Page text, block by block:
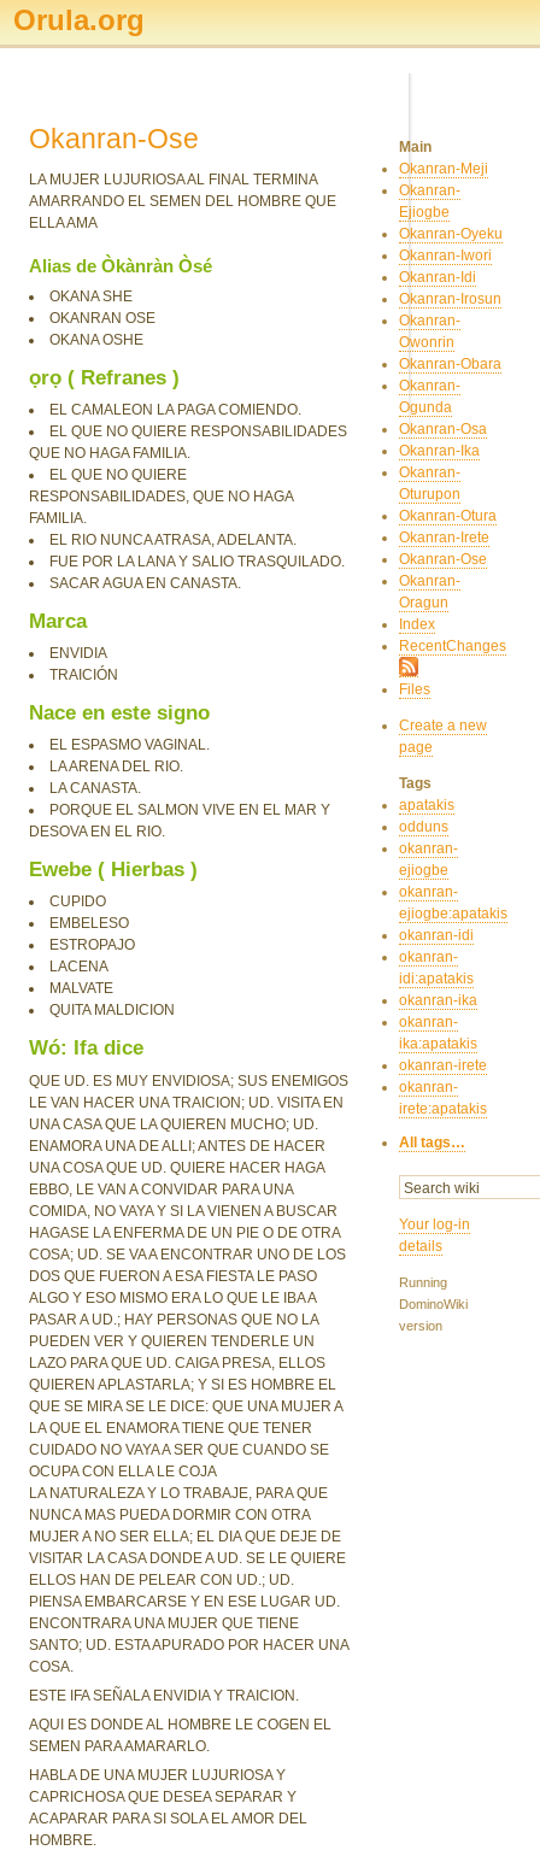
Orula.org
Okanran-Ose
LA MUJER LUJURIOSA AL FINAL TERMINA
AMARRANDO EL SEMEN DEL HOMBRE QUE
ELLA AMA
Alias de Òkànràn Òsé
OKANA SHE
OKANRAN OSE
OKANA OSHE
ọrọ ( Refranes )
EL CAMALEON LA PAGA COMIENDO.
EL QUE NO QUIERE RESPONSABILIDADES
QUE NO HAGA FAMILIA.
EL QUE NO QUIERE
RESPONSABILIDADES, QUE NO HAGA
FAMILIA.
EL RIO NUNCA ATRASA, ADELANTA.
FUE POR LA LANA Y SALIO TRASQUILADO.
SACAR AGUA EN CANASTA.
Marca
ENVIDIA
TRAICIÓN
Nace en este signo
EL ESPASMO VAGINAL.
LA ARENA DEL RIO.
LA CANASTA.
PORQUE EL SALMON VIVE EN EL MAR Y
DESOVA EN EL RIO.
Ewebe ( Hierbas )
CUPIDO
EMBELESO
ESTROPAJO
LACENA
MALVATE
QUITA MALDICION
Wó: Ifa dice
QUE UD. ES MUY ENVIDIOSA; SUS ENEMIGOS
LE VAN HACER UNA TRAICION; UD. VISITA EN
UNA CASA QUE LA QUIEREN MUCHO; UD.
ENAMORA UNA DE ALLI; ANTES DE HACER
UNA COSA QUE UD. QUIERE HACER HAGA
EBBO, LE VAN A CONVIDAR PARA UNA
COMIDA, NO VAYA Y SI LA VIENEN A BUSCAR
HAGASE LA ENFERMA DE UN PIE O DE OTRA
COSA; UD. SE VA A ENCONTRAR UNO DE LOS
DOS QUE FUERON A ESA FIESTA LE PASO
ALGO Y ESO MISMO ERA LO QUE LE IBA A
PASAR A UD.; HAY PERSONAS QUE NO LA
PUEDEN VER Y QUIEREN TENDERLE UN
LAZO PARA QUE UD. CAIGA PRESA, ELLOS
QUIEREN APLASTARLA; Y SI ES HOMBRE EL
QUE SE MIRA SE LE DICE: QUE UNA MUJER A
LA QUE EL ENAMORA TIENE QUE TENER
CUIDADO NO VAYA A SER QUE CUANDO SE
OCUPA CON ELLA LE COJA
LA NATURALEZA Y LO TRABAJE, PARA QUE
NUNCA MAS PUEDA DORMIR CON OTRA
MUJER A NO SER ELLA; EL DIA QUE DEJE DE
VISITAR LA CASA DONDE A UD. SE LE QUIERE
ELLOS HAN DE PELEAR CON UD.; UD.
PIENSA EMBARCARSE Y EN ESE LUGAR UD.
ENCONTRARA UNA MUJER QUE TIENE
SANTO; UD. ESTA APURADO POR HACER UNA
COSA.
ESTE IFA SEÑALA ENVIDIA Y TRAICION.
AQUI ES DONDE AL HOMBRE LE COGEN EL
SEMEN PARA AMARARLO.
HABLA DE UNA MUJER LUJURIOSA Y
CAPRICHOSA QUE DESEA SEPARAR Y
ACAPARAR PARA SI SOLA EL AMOR DEL
HOMBRE.
Main
Okanran-Meji
Okanran-
Ejiogbe
Okanran-Oyeku
Okanran-Iwori
Okanran-Idi
Okanran-Irosun
Okanran-
Owonrin
Okanran-Obara
Okanran-
Ogunda
Okanran-Osa
Okanran-Ika
Okanran-
Oturupon
Okanran-Otura
Okanran-Irete
Okanran-Ose
Okanran-
Oragun
Index
RecentChanges
Files
Create a new
page
Tags
apatakis
odduns
okanran-
ejiogbe
okanran-
ejiogbe:apatakis
okanran-idi
okanran-
idi:apatakis
okanran-ika
okanran-
ika:apatakis
okanran-irete
okanran-
irete:apatakis
All tags…
Your log-in
details
Running
DominoWiki
version